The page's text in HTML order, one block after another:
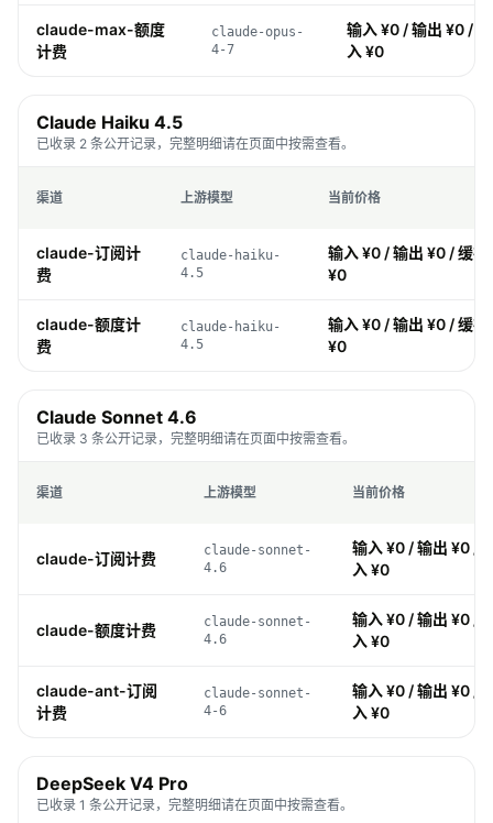
claude-max-额度
计费
claude-opus-
4-7
输入 ¥0 / 输出 ¥0 /
入 ¥0
Claude Haiku 4.5
已收录 2 条公开记录，完整明细请在页面中按需查看。
渠道 上游模型 当前价格
claude-订阅计
费
claude-haiku-
4.5
输入 ¥0 / 输出 ¥0 / 缓存
¥0
claude-额度计
费
claude-haiku-
4.5
输入 ¥0 / 输出 ¥0 / 缓存
¥0
Claude Sonnet 4.6
已收录 3 条公开记录，完整明细请在页面中按需查看。
渠道 上游模型 当前价格
claude-订阅计费
claude-sonnet-
4.6
输入 ¥0 / 输出 ¥0 /
入 ¥0
claude-额度计费
claude-sonnet-
4.6
输入 ¥0 / 输出 ¥0 /
入 ¥0
claude-ant-订阅
计费
claude-sonnet-
4-6
输入 ¥0 / 输出 ¥0 /
入 ¥0
DeepSeek V4 Pro
已收录 1 条公开记录，完整明细请在页面中按需查看。